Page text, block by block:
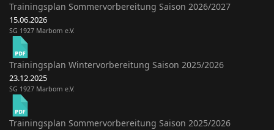
Trainingsplan Sommervorbereitung Saison 2026/2027
15.06.2026
SG 1927 Marborn e.V.
Trainingsplan Wintervorbereitung Saison 2025/2026
23.12.2025
SG 1927 Marborn e.V.
Trainingsplan Sommervorbereitung Saison 2025/2026